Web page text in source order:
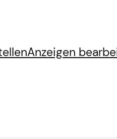
Anzeigen